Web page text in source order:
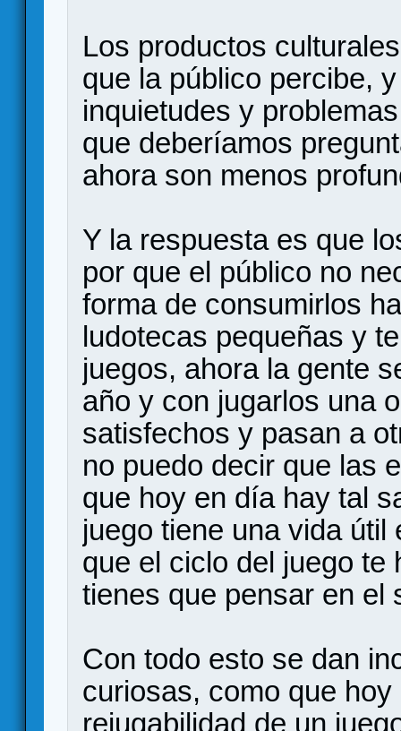
Los productos
que la público percibe,
inquietudes y
que deberíamos
ahora son menos
Y la respuesta es que
por que el público no
forma de consumirlos
ludotecas pequeñas y
juegos, ahora la gente
año y con jugarlos una
satisfechos y pasan a
no puedo decir que las
que hoy en día hay tal
juego tiene una vida
que el ciclo del juego te
tienes que pensar en el
Con todo esto se dan
curiosas, como que
rejugabilidad de un